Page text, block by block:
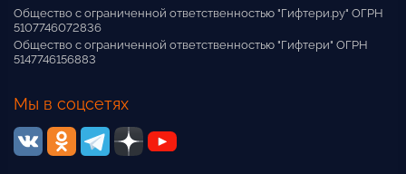
Общество с ограниченной ответственностью "Гифтери.ру" ОГРН
5107746072836
Общество с ограниченной ответственностью "Гифтери" ОГРН
5147746156883
Мы в соцсетях